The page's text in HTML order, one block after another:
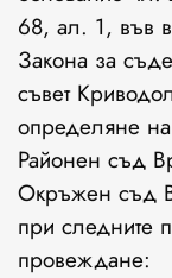
68, ал. 1, във
Закона за
съвет
определяне
Районен съд
Окръжен съд
при следните
провеждане: